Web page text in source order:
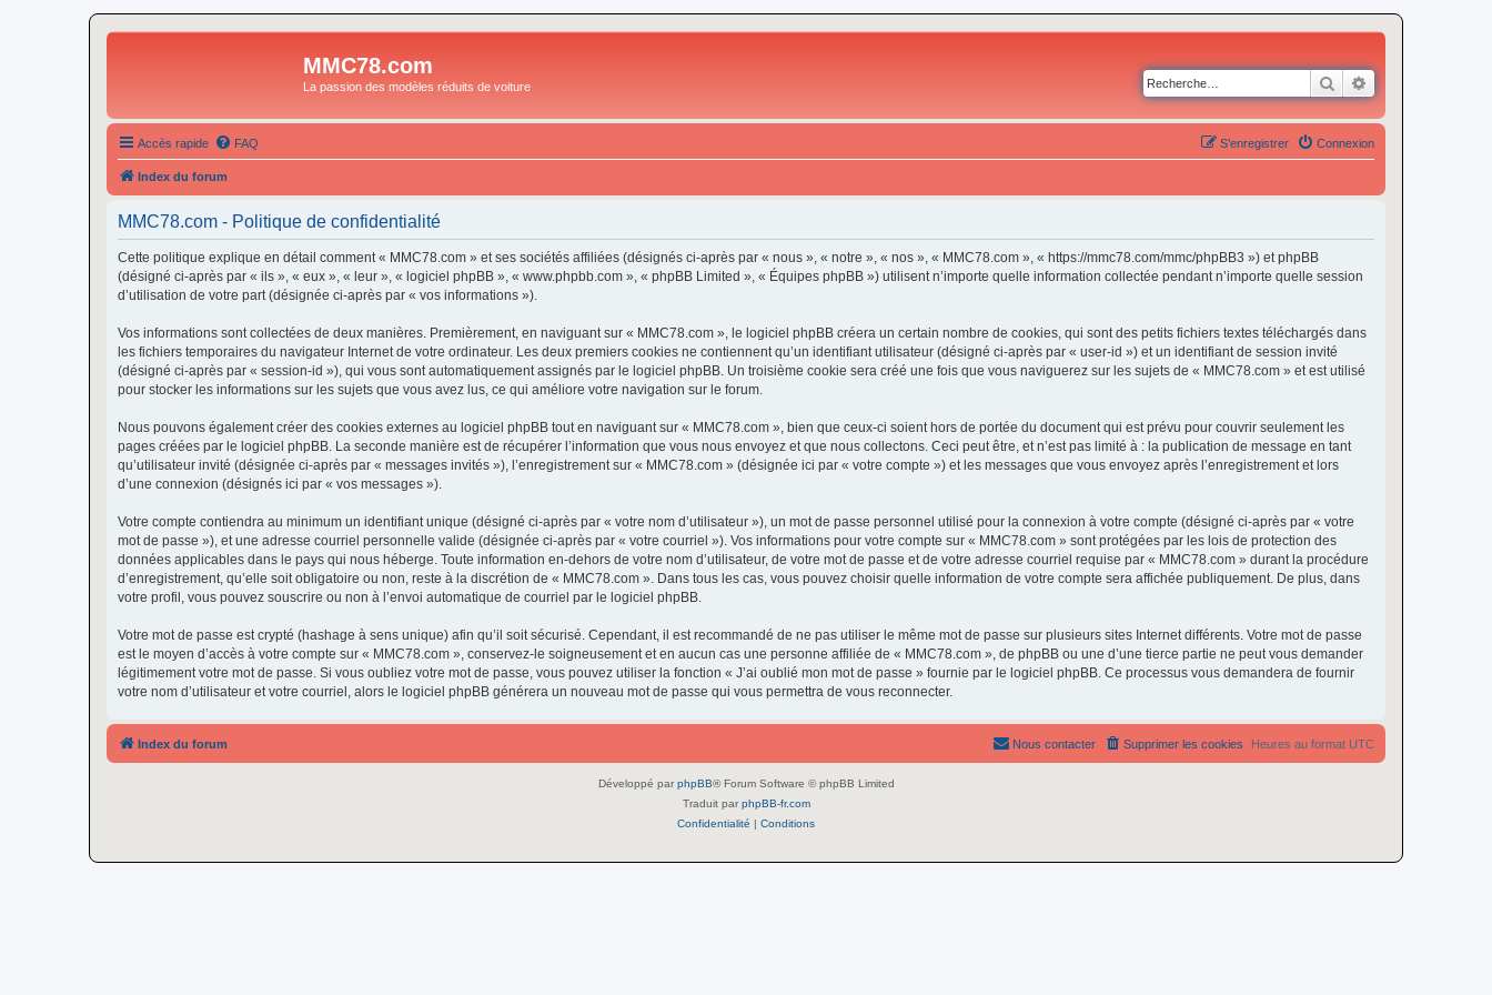
MMC78.com
La passion des modèles réduits de voiture Rechercher
Accès rapide FAQ Connexion
S’enregistrer
Index du forum
MMC78.com - Politique de confidentialité
Cette politique explique en détail comment « MMC78.com » et ses sociétés affiliées (désignés ci-après par « nous », « notre », « nos », « MMC78.com », « https://mmc78.com/mmc/phpBB3 ») et phpBB
(désigné ci-après par « ils », « eux », « leur », « logiciel phpBB », « www.phpbb.com », « phpBB Limited », « Équipes phpBB ») utilisent n’importe quelle information collectée pendant n’importe quelle session
d’utilisation de votre part (désignée ci-après par « vos informations »).
Vos informations sont collectées de deux manières. Premièrement, en naviguant sur « MMC78.com », le logiciel phpBB créera un certain nombre de cookies, qui sont des petits fichiers textes téléchargés dans
les fichiers temporaires du navigateur Internet de votre ordinateur. Les deux premiers cookies ne contiennent qu’un identifiant utilisateur (désigné ci-après par « user-id ») et un identifiant de session invité
(désigné ci-après par « session-id »), qui vous sont automatiquement assignés par le logiciel phpBB. Un troisième cookie sera créé une fois que vous naviguerez sur les sujets de « MMC78.com » et est utilisé
pour stocker les informations sur les sujets que vous avez lus, ce qui améliore votre navigation sur le forum.
Nous pouvons également créer des cookies externes au logiciel phpBB tout en naviguant sur « MMC78.com », bien que ceux-ci soient hors de portée du document qui est prévu pour couvrir seulement les
pages créées par le logiciel phpBB. La seconde manière est de récupérer l’information que vous nous envoyez et que nous collectons. Ceci peut être, et n’est pas limité à : la publication de message en tant
qu’utilisateur invité (désignée ci-après par « messages invités »), l’enregistrement sur « MMC78.com » (désignée ici par « votre compte ») et les messages que vous envoyez après l’enregistrement et lors
d’une connexion (désignés ici par « vos messages »).
Votre compte contiendra au minimum un identifiant unique (désigné ci-après par « votre nom d’utilisateur »), un mot de passe personnel utilisé pour la connexion à votre compte (désigné ci-après par « votre
mot de passe »), et une adresse courriel personnelle valide (désignée ci-après par « votre courriel »). Vos informations pour votre compte sur « MMC78.com » sont protégées par les lois de protection des
données applicables dans le pays qui nous héberge. Toute information en-dehors de votre nom d’utilisateur, de votre mot de passe et de votre adresse courriel requise par « MMC78.com » durant la procédure
d’enregistrement, qu’elle soit obligatoire ou non, reste à la discrétion de « MMC78.com ». Dans tous les cas, vous pouvez choisir quelle information de votre compte sera affichée publiquement. De plus, dans
votre profil, vous pouvez souscrire ou non à l’envoi automatique de courriel par le logiciel phpBB.
Votre mot de passe est crypté (hashage à sens unique) afin qu’il soit sécurisé. Cependant, il est recommandé de ne pas utiliser le même mot de passe sur plusieurs sites Internet différents. Votre mot de passe
est le moyen d’accès à votre compte sur « MMC78.com », conservez-le soigneusement et en aucun cas une personne affiliée de « MMC78.com », de phpBB ou une d’une tierce partie ne peut vous demander
légitimement votre mot de passe. Si vous oubliez votre mot de passe, vous pouvez utiliser la fonction « J’ai oublié mon mot de passe » fournie par le logiciel phpBB. Ce processus vous demandera de fournir
votre nom d’utilisateur et votre courriel, alors le logiciel phpBB générera un nouveau mot de passe qui vous permettra de vous reconnecter.
Index du forum Heures au format UTC
Supprimer les cookies
Nous contacter
Développé par phpBB® Forum Software © phpBB Limited
Traduit par phpBB-fr.com
Confidentialité | Conditions